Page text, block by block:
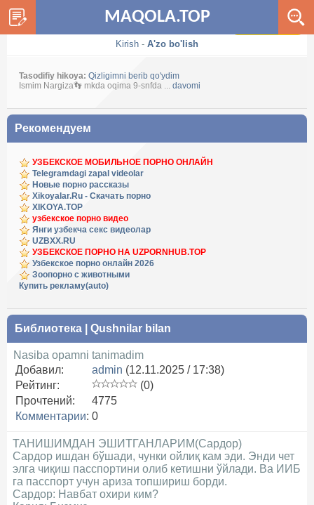
Dark / Light
MAQOLA.TOP
Kirish - A'zo bo'lish
Tasodifiy hikoya: Qizligimni berib qo'ydim
Ismim Nargiza👣 mkda oqima 9-snfda ... davomi
Рекомендуем
УЗБЕКСКОЕ МОБИЛЬНОЕ ПОРНО ОНЛАЙН
Telegramdagi zapal videolar
Новые порно рассказы
Xikoyalar.Ru - Скачать порно
XIKOYA.TOP
узбекское порно видео
Янги узбекча секс видеолар
UZBXX.RU
УЗБЕКСКОЕ ПОРНО НА UZPORNHUB.TOP
Узбекское порно онлайн 2026
Зоопорно с животными
Купить рекламу(auto)
Библиотека Qushnilar bilan
Nasiba opamni tanimadim
Добавил:
admin (12.11.2025 / 17:38)
Рейтинг:
(0)
Прочтений:
4775
Комментарии: 0
ТАНИШИМДАН ЭШИТГАНЛАРИМ(Сардор)
Сардор ишдан бўшади, чунки ойлиқ кам эди. Энди чет
элга чиқиш пасспортини олиб кетишни ўйлади. Ва ИИБ
га пасспорт учун ариза топшириш борди.
Сардор: Навбат охири ким?